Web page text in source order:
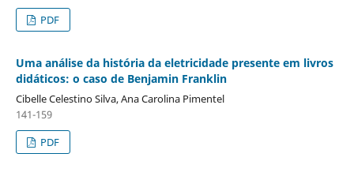
PDF
Uma análise da história da eletricidade presente em livros
didáticos: o caso de Benjamin Franklin
Cibelle Celestino Silva, Ana Carolina Pimentel
141-159
PDF